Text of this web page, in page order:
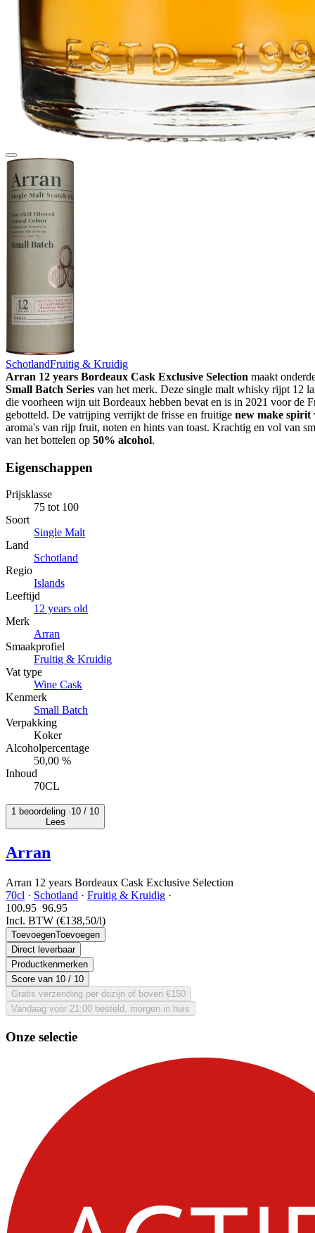
SchotlandFruitig & Kruidig
Arran 12 years Bordeaux Cask Exclusive Selection maakt
Small Batch Series van het merk. Deze single malt whisky rijpt 12
die voorheen wijn uit Bordeaux hebben bevat en is in 2021 voor de
gebotteld. De vatrijping verrijkt de frisse en fruitige new make spirit
aroma's van rijp fruit, noten en hints van toast. Krachtig en vol van
van het bottelen op 50% alcohol.
Eigenschappen
Prijsklasse
75 tot 100
Soort
Single Malt
Land
Schotland
Regio
Islands
Leeftijd
12 years old
Merk
Arran
Smaakprofiel
Fruitig & Kruidig
Vat type
Wine Cask
Kenmerk
Small Batch
Verpakking
Koker
Alcoholpercentage
50,00 %
Inhoud
70CL
1 beoordeling ·10 / 10
Lees
Arran
Arran 12 years Bordeaux Cask Exclusive Selection
70cl · Schotland · Fruitig & Kruidig ·
100.95 96.95
Incl. BTW (€138,50/l)
ToevoegenToevoegen
Direct leverbaar
Productkenmerken
Score van 10 / 10
Gratis verzending per dozijn of boven €150
Vandaag voor 21:00 besteld, morgen in huis
Onze selectie